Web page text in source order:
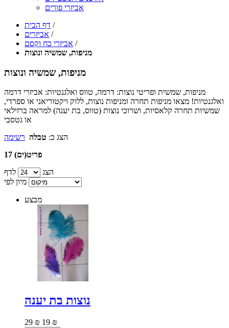
אביזרי פורים
דף הבית /
אביזרים /
אביזרי כח וקסם /
מניפות, שמשיה ונוצות
מניפות, שמשיה ונוצות
מניפות, שמשית ופריטי נוצות: דרמה, טווס ואלגנטיות: אביזרי דרמה
ואלגנטיות! מצאו מניפות תחרה ומניפות נוצות, ללוק ויקטוריאני או ספרדי,
שמשיות תחרה קלאסיות, ושרוכי נוצות (טווס, בת יענה) למראה ברזילאי
או גטסבי
הצג כ: טבלה רשימה
17 פריט(ים)
הצג
לדף
מיון לפי
מבצע
נוצות בת יענה
29 ₪ 19 ₪